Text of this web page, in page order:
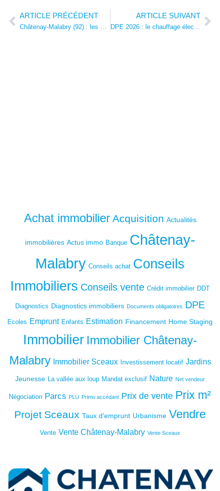
Prev
ARTICLE PRÉCÉDENT
Châtenay-Malabry (92) : les valeurs foncières poussées par les nouveaux projets en novembre 2025
ARTICLE SUIVANT
DPE 2026 : le chauffage électrique va-t-il révolutionner les prix à Sceaux et Châtenay-Malabry ?
Achat immobilier Acquisition Actualités
immobilières Actus immo Banque Châtenay-
Malabry Conseils achat Conseils
Immobiliers Conseils vente Crédit immobilier DDT
Diagnostics Diagnostics immobiliers Documents obligatoires DPE
Ecoles Emprunt Enfants Estimation Financement Home Staging
Immobilier Immobilier Châtenay-
Malabry
Immobilier Sceaux Investissement locatif Jardins
Jeunesse La vallée aux loup Mandat exclusif Nature Net vendeur
Négociation Parcs PLU Primo accédant Prix de vente Prix m²
Projet Sceaux Taux d'emprunt Urbanisme Vendre
Vente Vente Châtenay-Malabry Vente Sceaux